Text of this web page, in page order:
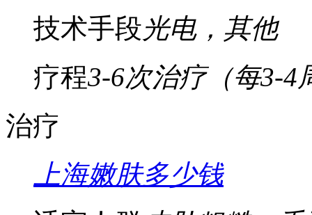
技术手段光电，其他
疗程3-6次治疗（每3-4
治疗
上海嫩肤多少钱